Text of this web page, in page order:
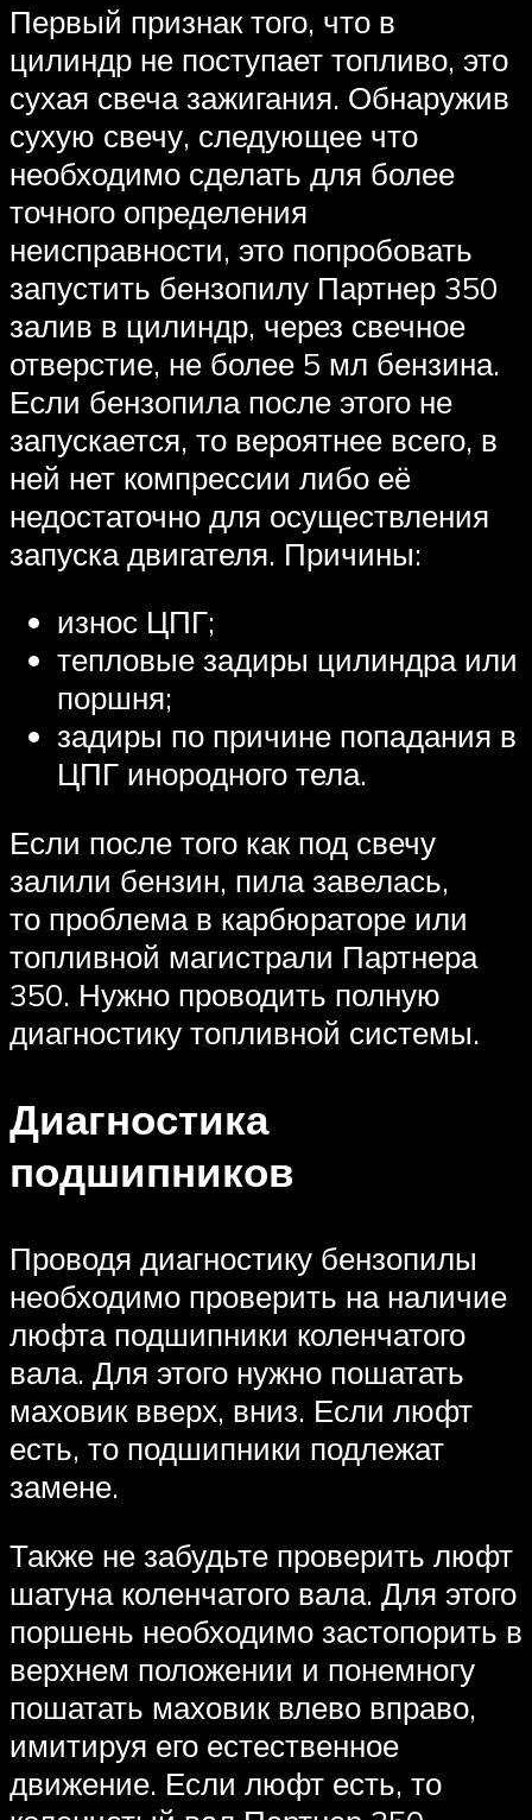
Первый признак того, что в
цилиндр не поступает топливо, это
сухая свеча зажигания. Обнаружив
сухую свечу, следующее что
необходимо сделать для более
точного определения
неисправности, это попробовать
запустить бензопилу Партнер 350
залив в цилиндр, через свечное
отверстие, не более 5 мл бензина.
Если бензопила после этого не
запускается, то вероятнее всего, в
ней нет компрессии либо её
недостаточно для осуществления
запуска двигателя. Причины:
износ ЦПГ;
тепловые задиры цилиндра или
поршня;
задиры по причине попадания в
ЦПГ инородного тела.
Если после того как под свечу
залили бензин, пила завелась,
то проблема в карбюраторе или
топливной магистрали Партнера
350. Нужно проводить полную
диагностику топливной системы.
Диагностика
подшипников
Проводя диагностику бензопилы
необходимо проверить на наличие
люфта подшипники коленчатого
вала. Для этого нужно пошатать
маховик вверх, вниз. Если люфт
есть, то подшипники подлежат
замене.
Также не забудьте проверить люфт
шатуна коленчатого вала. Для этого
поршень необходимо застопорить в
верхнем положении и понемногу
пошатать маховик влево вправо,
имитируя его естественное
движение. Если люфт есть, то